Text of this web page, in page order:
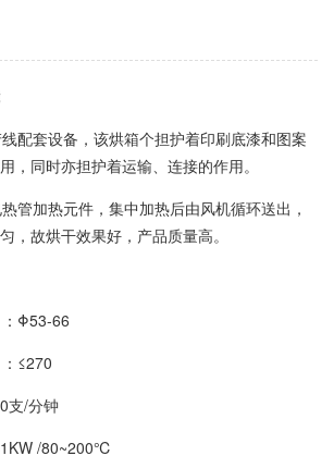
配套设备，该烘箱个担护着印刷底漆和图案
，同时亦担护着运输、连接的作用。
管加热元件，集中加热后由风机循环送出，
，故烘干效果好，产品质量高。
：Φ53-66
≤270
支/分钟
/80~200℃